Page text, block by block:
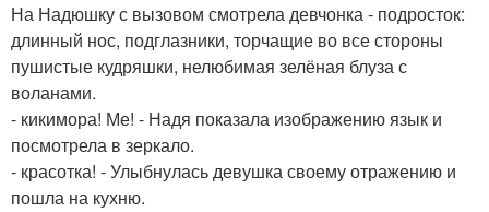
На Надюшку с вызовом смотрела девчонка - подросток:
длинный нос, подглазники, торчащие во все стороны
пушистые кудряшки, нелюбимая зелёная блуза с
воланами.
- кикимора! Ме! - Надя показала изображению язык и
посмотрела в зеркало.
- красотка! - Улыбнулась девушка своему отражению и
пошла на кухню.